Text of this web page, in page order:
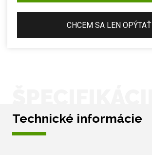
CHCEM SA LEN OPÝTAŤ
Technické informácie